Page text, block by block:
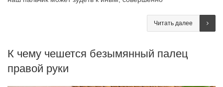
Читать далее
К чему чешется безымянный палец
правой руки